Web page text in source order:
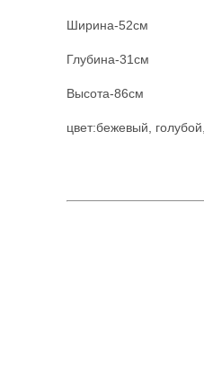
Ширина-52см
Глубина-31см
Высота-86см
цвет:бежевый,